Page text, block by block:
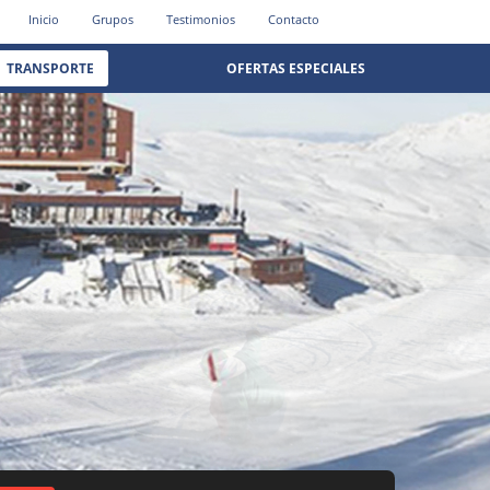
Inicio Grupos Testimonios Contacto
TRANSPORTE OFERTAS ESPECIALES